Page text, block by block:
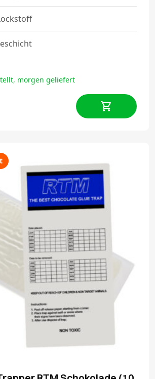
morgen geliefert